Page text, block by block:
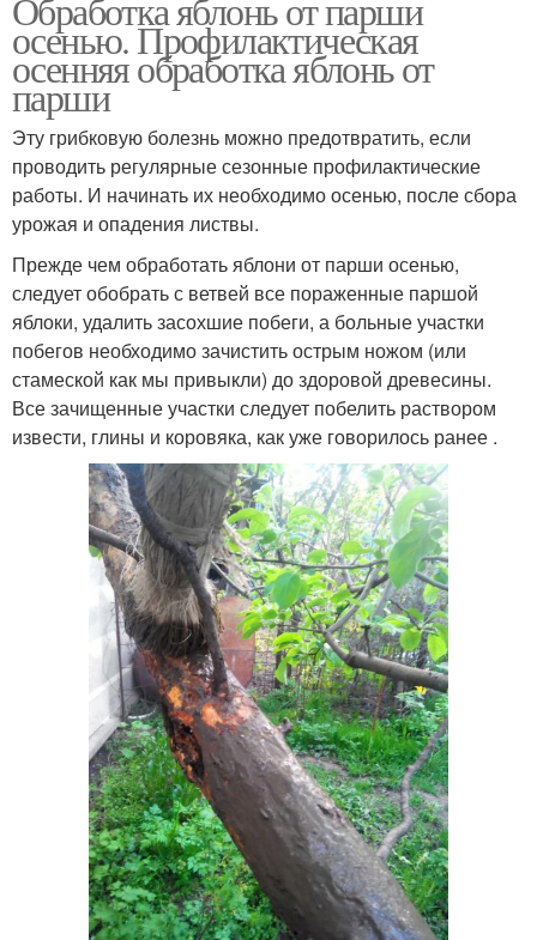
осенью. Профилактическая
осенняя обработка яблонь от
парши
Эту грибковую болезнь можно предотвратить, если
проводить регулярные сезонные профилактические
работы. И начинать их необходимо осенью, после сбора
урожая и опадения листвы.
Прежде чем обработать яблони от парши осенью,
следует обобрать с ветвей все пораженные паршой
яблоки, удалить засохшие побеги, а больные участки
побегов необходимо зачистить острым ножом (или
стамеской как мы привыкли) до здоровой древесины.
Все зачищенные участки следует побелить раствором
извести, глины и коровяка, как уже говорилось ранее .